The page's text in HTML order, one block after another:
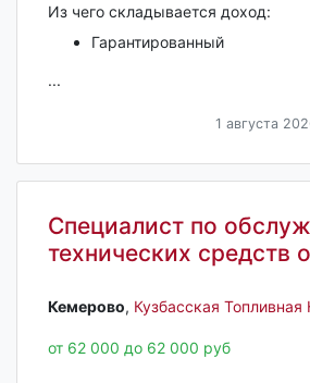
Из чего складывается доход:
Гарантированный
...
1 августа
Специалист по
технических средств
Кемерово‎, Кузбасская Топливная
от 62 000 до 62 000 руб